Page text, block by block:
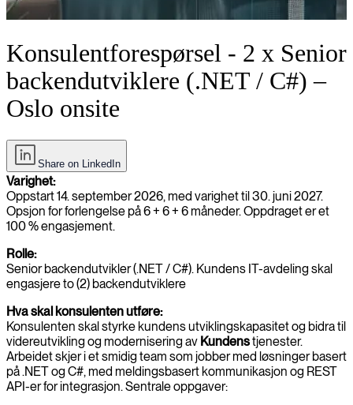
Konsulentforespørsel - 2 x Senior
backendutviklere (.NET / C#) –
Oslo onsite
Share on LinkedIn
Varighet:
Oppstart 14. september 2026, med varighet til 30. juni 2027.
Opsjon for forlengelse på 6 + 6 + 6 måneder. Oppdraget er et
100 % engasjement.
Rolle:
Senior backendutvikler (.NET / C#). Kundens IT-avdeling skal
engasjere to (2) backendutviklere
Hva skal konsulenten utføre:
Konsulenten skal styrke kundens utviklingskapasitet og bidra til
videreutvikling og modernisering av Kundenstjenester.
Arbeidet skjer i et smidig team som jobber med løsninger basert
på .NET og C#, med meldingsbasert kommunikasjon og REST
API-er for integrasjon. Sentrale oppgaver: